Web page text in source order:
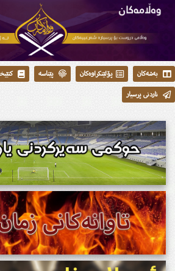
بەشەکان پۆلێنکراوەکان پێناسە کتێبخانە
ناردنی پرسیار